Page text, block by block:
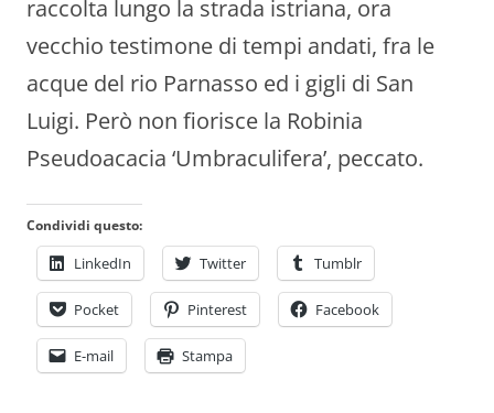
raccolta lungo la strada istriana, ora
vecchio testimone di tempi andati, fra le
acque del rio Parnasso ed i gigli di San
Luigi. Però non fiorisce la Robinia
Pseudoacacia ‘Umbraculifera’, peccato.
Condividi questo:
LinkedIn Twitter Tumblr
Pocket Pinterest Facebook
E-mail Stampa